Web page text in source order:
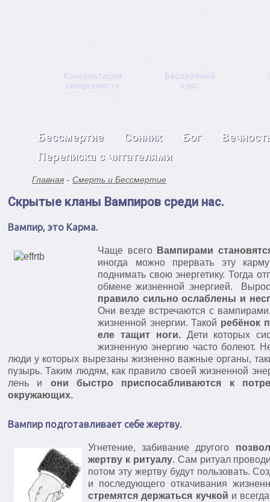
Консультация
специалиста
Бесплатный
курс
Бессмертие Сонник Бог
Переписка с читателями
Главная Смерть и Бессмертие
Скрытые кланы Вампиров среди нас.
Вампир, это Карма.
Чаще всегоВампирами
иногда можно прервать эту
поднимать свою энергетику. Тогда
обмене жизненной энергией.
правило сильно ослаблены и
Они везде встречаются с
жизненной энергии. Такой ребёнок
еле тащит ноги.Дети которых
жизненную энергию часто болеют.
люди у которых вырезаны жизненно важные органы,
пузырь. Таким людям, как правило своей жизненной
лень и они быстро приспосабливаются к
окружающих.
Вампир подготавливает себе жертву.
Угнетение, забивание другого
жертву к ритуалу. Сам ритуал
потом эту жертву будут пользовать.
и последующего откачивания
стремятся держаться кучкой и